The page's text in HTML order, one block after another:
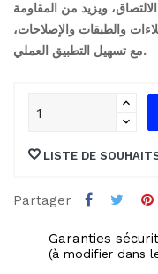
ويزيد من المقاومة
والطبقات والإصلاحات،
مع تسهيل التطبيق العملي.
LISTE DE
Partager
Garanties
(à modifier dans